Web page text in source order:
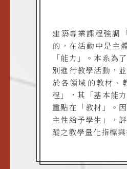
建築專業課程強調
的，在活動中是主
「能力」。本系為
別進行教學活動，
於各領域的教材、
程」，其「基本能
重點在「教材」。
主性給予學生」，
蹤之教學量化指標